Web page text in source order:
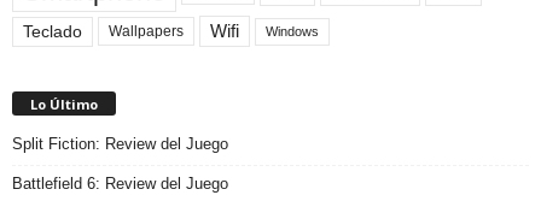
Teclado Wallpapers Wifi Windows
Lo Último
Split Fiction: Review del Juego
Battlefield 6: Review del Juego